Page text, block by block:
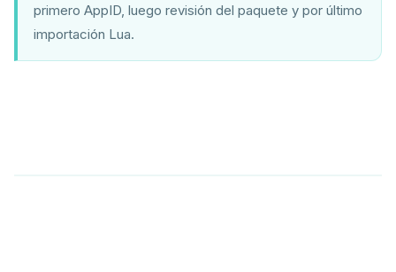
primero AppID, luego revisión del paquete y por último
importación Lua.